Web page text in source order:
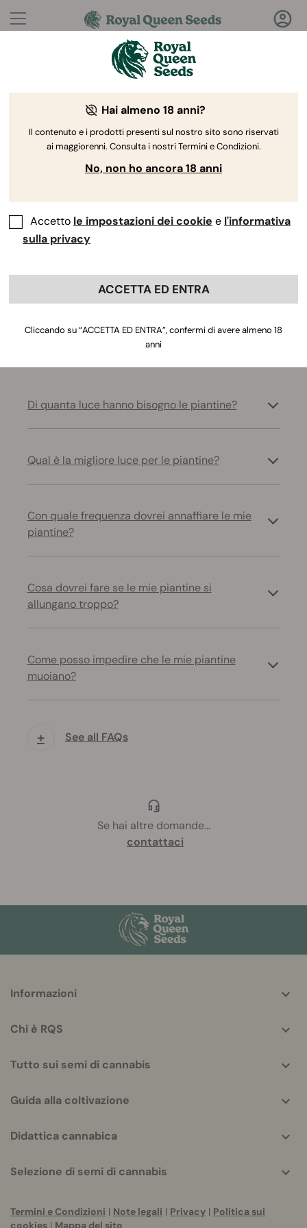
Domande?Risposte!
Benvenuto nel Royal Queen Seeds Help Center
Help Center > Prodotto e
Coltivazione > Coltivazione
Avanzata
Back
Risolvi problemi di coltivazione oltre le basi
Di quanta luce hanno bisogno le piantine?
Qual è la migliore luce per le piantine?
Con quale frequenza dovrei annaffiare le mie
piantine?
Cosa dovrei fare se le mie piantine si
allungano troppo?
Come posso impedire che le mie piantine
muoiano?
+ See all FAQs
Se hai altre domande...
contattaci
helpful
Informazioni
Chi è RQS
Tutto sui semi di cannabis
Guida alla coltivazione
Didattica cannabica
Selezione di semi di cannabis
Termini e Condizioni | Note legali | Privacy | Politica sui
cookies | Mappa del sito
Hai almeno 18 anni?
Il contenuto e i prodotti presenti sul nostro sito sono riservati
ai maggiorenni. Consulta i nostri Termini e Condizioni.
No, non ho ancora 18 anni
Accetto le impostazioni dei cookie e l'informativa
sulla privacy
ACCETTA ED ENTRA
Cliccando su “ACCETTA ED ENTRA”, confermi di avere almeno 18
anni